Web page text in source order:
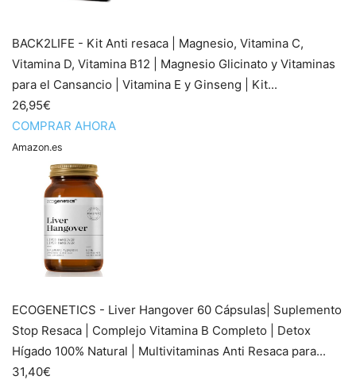
BACK2LIFE - Kit Anti resaca | Magnesio, Vitamina C,
Vitamina D, Vitamina B12 | Magnesio Glicinato y Vitaminas
para el Cansancio | Vitamina E y Ginseng | Kit...
26,95€
COMPRAR AHORA
Amazon.es
ECOGENETICS - Liver Hangover 60 Cápsulas| Suplemento
Stop Resaca | Complejo Vitamina B Completo | Detox
Hígado 100% Natural | Multivitaminas Anti Resaca para...
31,40€